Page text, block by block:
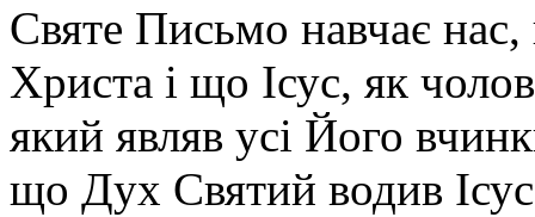
Святе Письмо навчає
Христа і що Ісус, як
який являв усі Його
що Дух Святий водив